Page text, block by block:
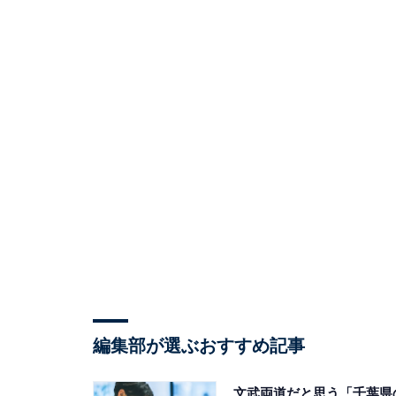
編集部が選ぶおすすめ記事
文武両道だと思う「千葉県